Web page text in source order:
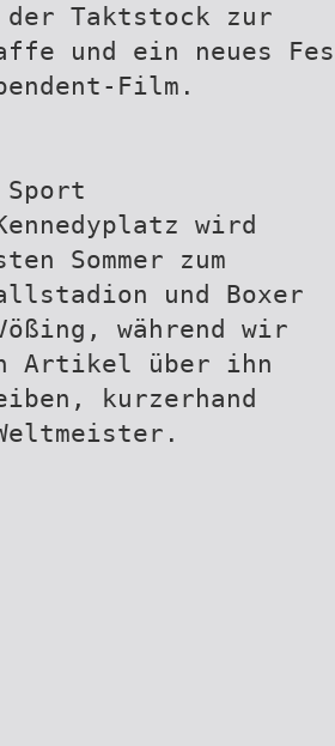
Taktstock zur
und ein neues
Film.
wird
Sommer zum
und Boxer
während wir
Artikel über ihn
kurzerhand